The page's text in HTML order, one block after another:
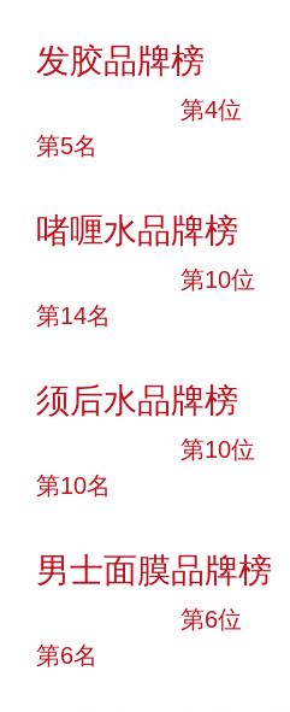
发胶品牌榜
第4位
第5名
啫喱水品牌榜
第10位
第14名
须后水品牌榜
第10位
第10名
男士面膜品牌榜
第6位
第6名